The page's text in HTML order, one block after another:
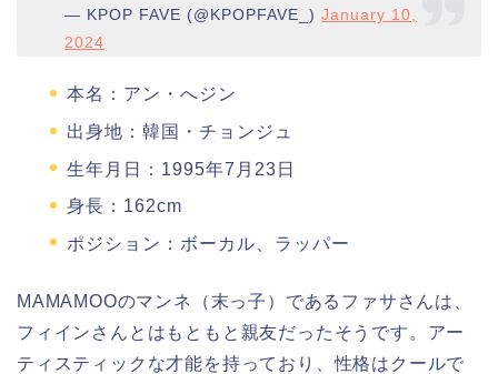
— KPOP FAVE (@KPOPFAVE_)January 10,
2024
本名：アン・へジン
出身地：韓国・チョンジュ
生年月日：1995年7月23日
身長：162cm
ポジション：ボーカル、ラッパー
MAMAMOOのマンネ（末っ子）であるファサさんは、
フィインさんとはもともと親友だったそうです。アー
ティスティックな才能を持っており、性格はクールで